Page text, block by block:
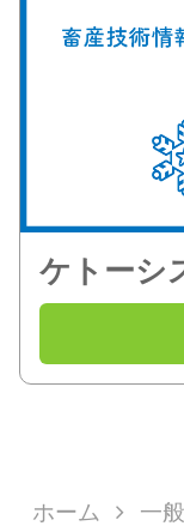
ケトーシ
ホーム 一般